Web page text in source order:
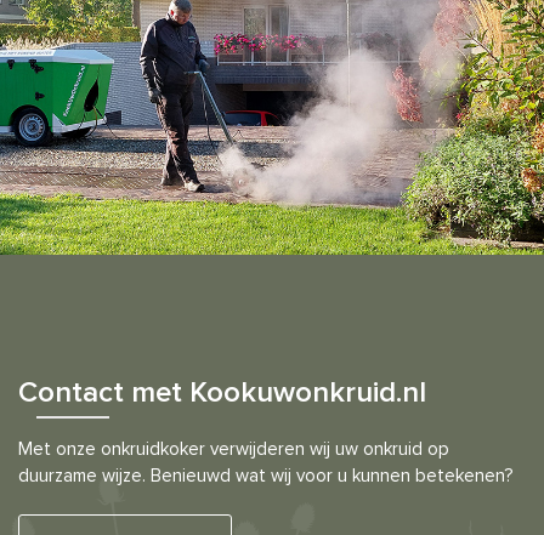
Contact met Kookuwonkruid.nl
Met onze onkruidkoker verwijderen wij uw onkruid op
duurzame wijze. Benieuwd wat wij voor u kunnen betekenen?